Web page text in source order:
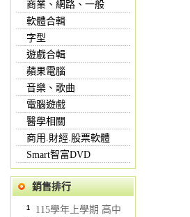
商業、網路、一般
軟體合輯
字型
遊戲合輯
蘋果電腦
音樂、歌曲
電腦遊戲
醫學相關
商用.財經.股票軟體
Smart智富DVD
銷售排行
1 115學年上學期 高中